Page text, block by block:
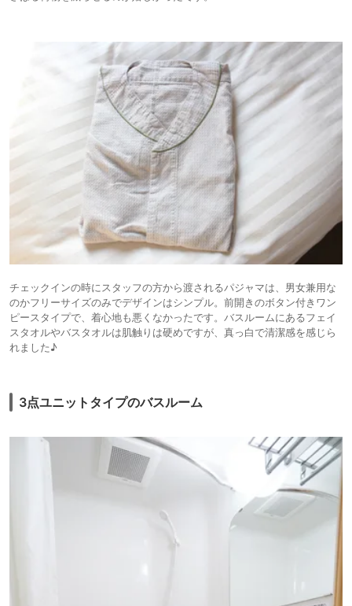
チェックインの時にスタッフの方から渡されるパジャマは、男女兼用な
のかフリーサイズのみでデザインはシンプル。前開きのボタン付きワン
ピースタイプで、着心地も悪くなかったです。バスルームにあるフェイ
スタオルやバスタオルは肌触りは硬めですが、真っ白で清潔感を感じら
れました♪
3点ユニットタイプのバスルーム